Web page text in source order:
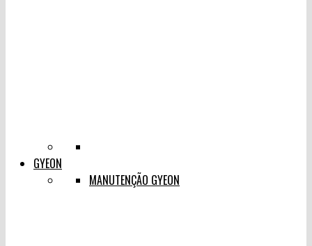
GYEON
MANUTENÇÃO GYEON